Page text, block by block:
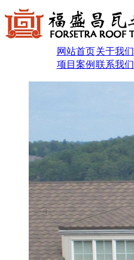
网站首页关于我们
项目案例 联系我们